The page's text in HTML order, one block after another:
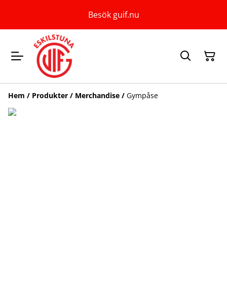
Besök guif.nu
Hem / Produkter / Merchandise / Gympåse